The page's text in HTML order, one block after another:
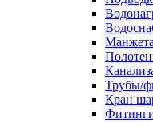
Манжета
Трубы/
Кран